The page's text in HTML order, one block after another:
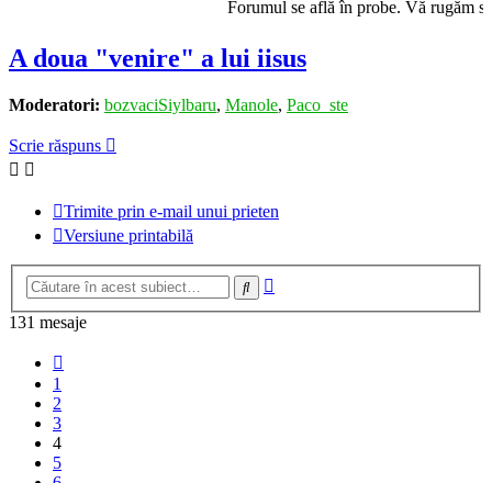
Forumul se află în probe. Vă rugăm să ne semnalați
A doua "venire" a lui iisus
Moderatori: bozvaciSiylbaru, Manole, Paco_ste
Scrie răspuns
Trimite prin e-mail unui prieten
Versiune printabilă
Căutare
131 mesaje
1
2
3
4
5